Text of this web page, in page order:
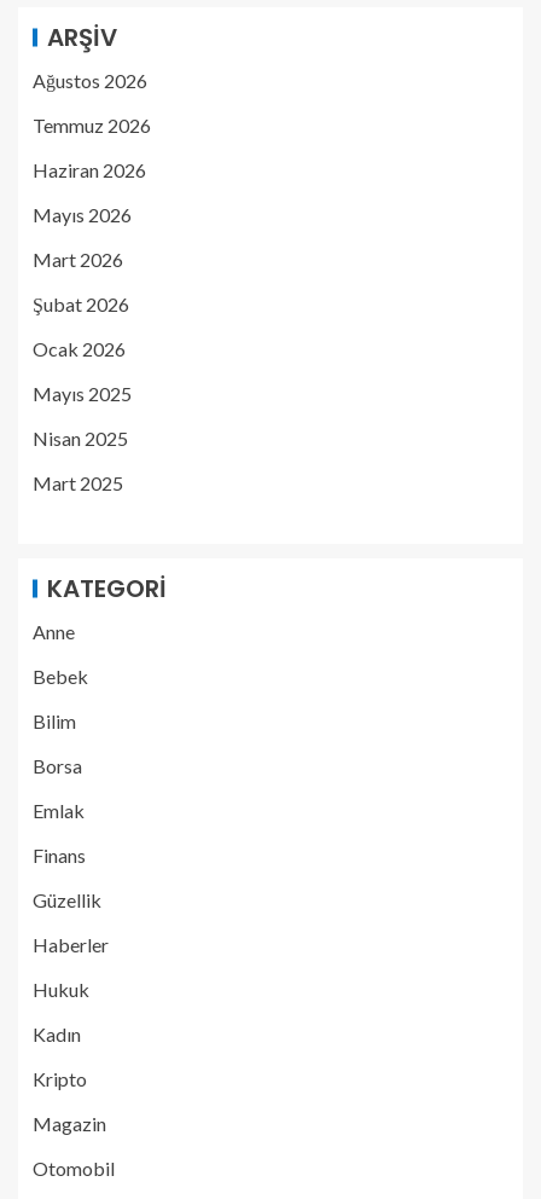
ARŞIV
Ağustos 2026
Temmuz 2026
Haziran 2026
Mayıs 2026
Mart 2026
Şubat 2026
Ocak 2026
Mayıs 2025
Nisan 2025
Mart 2025
KATEGORI
Anne
Bebek
Bilim
Borsa
Emlak
Finans
Güzellik
Haberler
Hukuk
Kadın
Kripto
Magazin
Otomobil